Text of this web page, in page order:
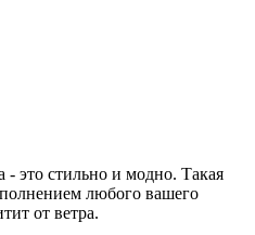
- это стильно и модно. Такая
любого вашего
от ветра.